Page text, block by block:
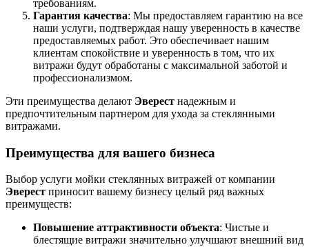
требованиям.
Гарантия качества: Мы предоставляем гарантию на все
наши услуги, подтверждая нашу уверенность в качестве
предоставляемых работ. Это обеспечивает нашим
клиентам спокойствие и уверенность в том, что их
витражи будут обработаны с максимальной заботой и
профессионализмом.
Эти преимущества делают Эверест надежным и
предпочтительным партнером для ухода за стеклянными
витражами.
Преимущества для вашего бизнеса
Выбор услуги мойки стеклянных витражей от компании
Эверест приносит вашему бизнесу целый ряд важных
преимуществ:
Повышение аттрактивности объекта: Чистые и
блестящие витражи значительно улучшают внешний вид